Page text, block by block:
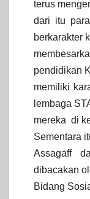
terus
dari itu
berkarakter
pendidikan
memiliki
lembaga
mereka di
Sementara
Assagaff
dibacakan
Bidang